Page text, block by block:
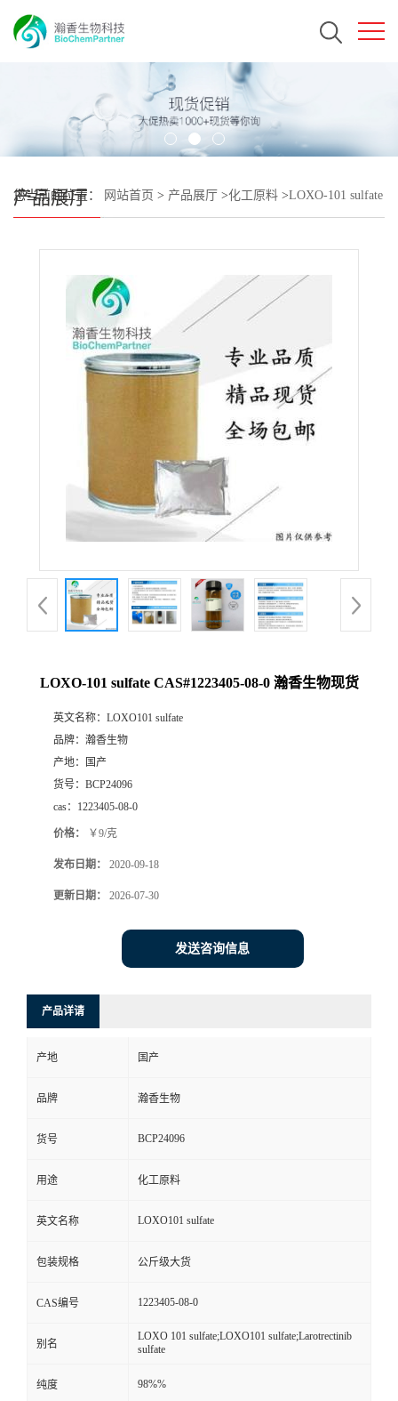
产品展厅
您当前的位置： 网站首页 > 产品展厅 >化工原料 >LOXO-101 sulfate
LOXO-101 sulfate CAS#1223405-08-0 瀚香生物现货
英文名称： LOXO101 sulfate
品牌： 瀚香生物
产地：
国产
货号： BCP24096
cas： 1223405-08-0
价格： ￥9/克
发布日期： 2020-09-18
更新日期： 2026-07-30
发送咨询信息
产品详请
产地 国产
品牌 瀚香生物
货号 BCP24096
用途 化工原料
英文名称 LOXO101 sulfate
包装规格 公斤级大货
CAS编号 1223405-08-0
别名
LOXO 101 sulfate;LOXO101 sulfate;Larotrectinib
sulfate
纯度 98%%